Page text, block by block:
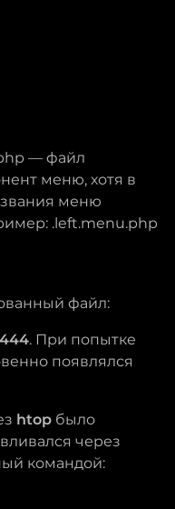
— файл
меню, хотя в
меню
.left.menu.php
файл:
444. При попытке
появлялся
htop было
через
командой: